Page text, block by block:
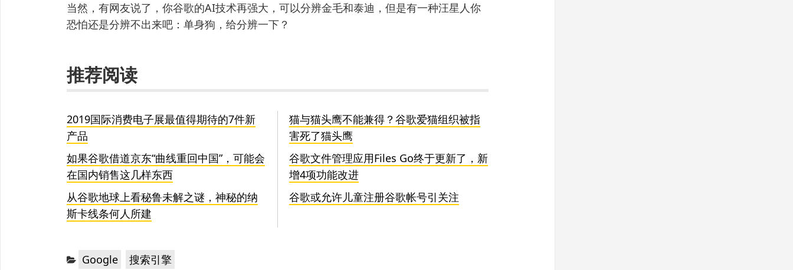
当然，有网友说了，你谷歌的AI技术再强大，可以分辨金毛和泰迪，但是有一种汪星人你
恐怕还是分辨不出来吧：单身狗，给分辨一下？
推荐阅读
2019国际消费电子展最值得期待的7件新
产品
如果谷歌借道京东“曲线重回中国”，可能会
在国内销售这几样东西
从谷歌地球上看秘鲁未解之谜，神秘的纳
斯卡线条何人所建
猫与猫头鹰不能兼得？谷歌爱猫组织被指
害死了猫头鹰
谷歌文件管理应用Files Go终于更新了，新
增4项功能改进
谷歌或允许儿童注册谷歌帐号引关注
分 Google ，
搜索引擎